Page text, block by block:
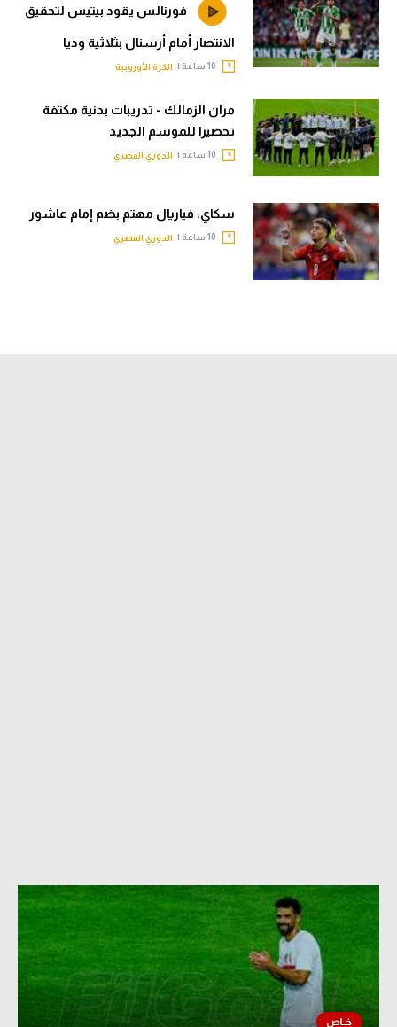
فورنالس يقود بيتيس لتحقيق
الانتصار أمام أرسنال بثلاثية وديا
الكرة الأوروبية
مران الزمالك - تدريبات بدنية مكثفة
تحضيرا للموسم الجديد
الدوري المصري
سكاي: فياريال مهتم بضم إمام عاشور
الدوري المصري